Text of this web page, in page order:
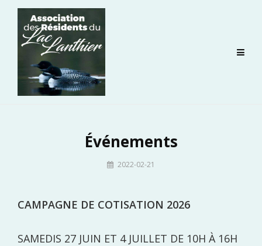
Skip
content
Événements
By 2022-02-21
CAMPAGNE DE COTISATION 2026
SAMEDIS 27 JUIN ET 4 JUILLET DE 10H À 16H